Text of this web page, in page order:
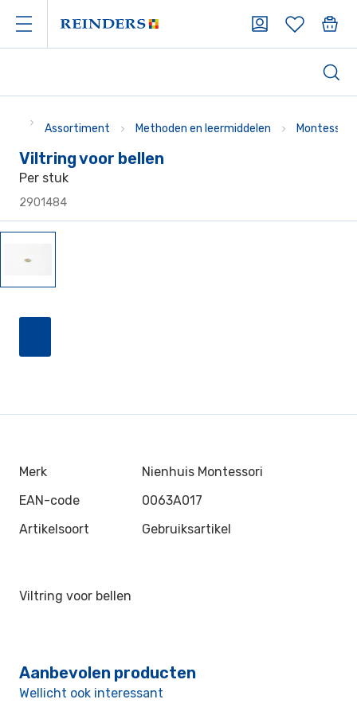
Assortiment Methoden en leermiddelen Montessori
Viltring voor bellen
Per stuk
2901484
Merk
Nienhuis Montessori
EAN-code
0063A017
Artikelsoort
Gebruiksartikel
Viltring voor bellen
Aanbevolen producten
Wellicht ook interessant